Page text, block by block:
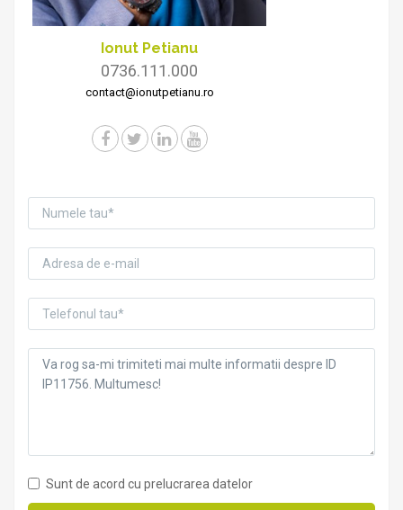
Ionut Petianu
0736.111.000
contact@ionutpetianu.ro
Sunt de acord cu prelucrarea datelor